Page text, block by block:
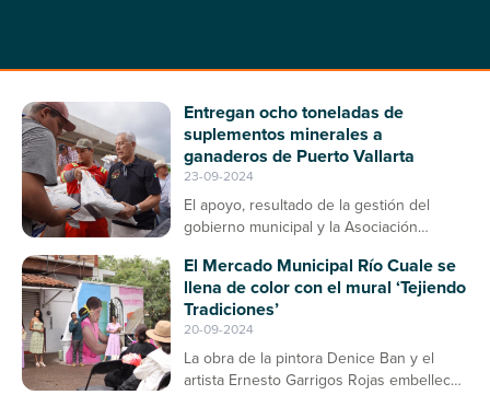
Entregan ocho toneladas de
suplementos minerales a
ganaderos de Puerto Vallarta
23-09-2024
El apoyo, resultado de la gestión del
gobierno municipal y la Asociación
enfermedades en el ganado bovino
El Mercado Municipal Río Cuale se
llena de color con el mural ‘Tejiendo
Tradiciones’
20-09-2024
La obra de la pintora Denice Ban y el
artista Ernesto Garrigos Rojas embellece